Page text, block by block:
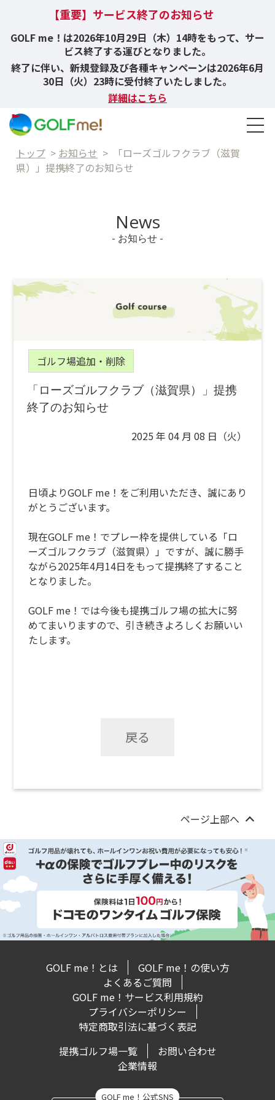
【重要】サービス終了のお知らせ
GOLF me！は2026年10月29日（木）14時をもって、サー
ビス終了する運びとなりました。
終了に伴い、新規登録及び各種キャンペーンは2026年6月
30日（火）23時に受付終了いたしました。
詳細はこちら
トップ > お知らせ >
「ローズゴルフクラブ（滋賀
県）」提携終了のお知らせ
News
- お知らせ -
ゴルフ場追加・削除
「ローズゴルフクラブ（滋賀県）」提携
終了のお知らせ
2025 年 04 月 08 日（火）
日頃よりGOLF me！をご利用いただき、誠にあり
がとうございます。
現在GOLF me！でプレー枠を提供している「ロ
ーズゴルフクラブ（滋賀県）」ですが、誠に勝手
ながら2025年4月14日をもって提携終了すること
となりました。
GOLF me！では今後も提携ゴルフ場の拡大に努
めてまいりますので、引き続きよろしくお願いい
たします。
戻る
ページ上部へ
GOLF me！とは
GOLF me！の使い方
よくあるご質問
GOLF me！サービス利用規約
プライバシーポリシー
特定商取引法に基づく表記
提携ゴルフ場一覧
お問い合わせ
企業情報